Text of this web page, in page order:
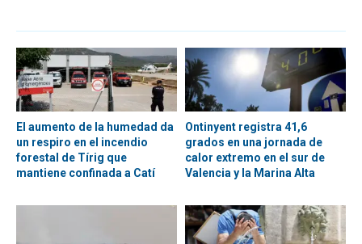
El aumento de la humedad da
un respiro en el incendio
forestal de Tírig que
mantiene confinada a Catí
Ontinyent registra 41,6
grados en una jornada de
calor extremo en el sur de
Valencia y la Marina Alta